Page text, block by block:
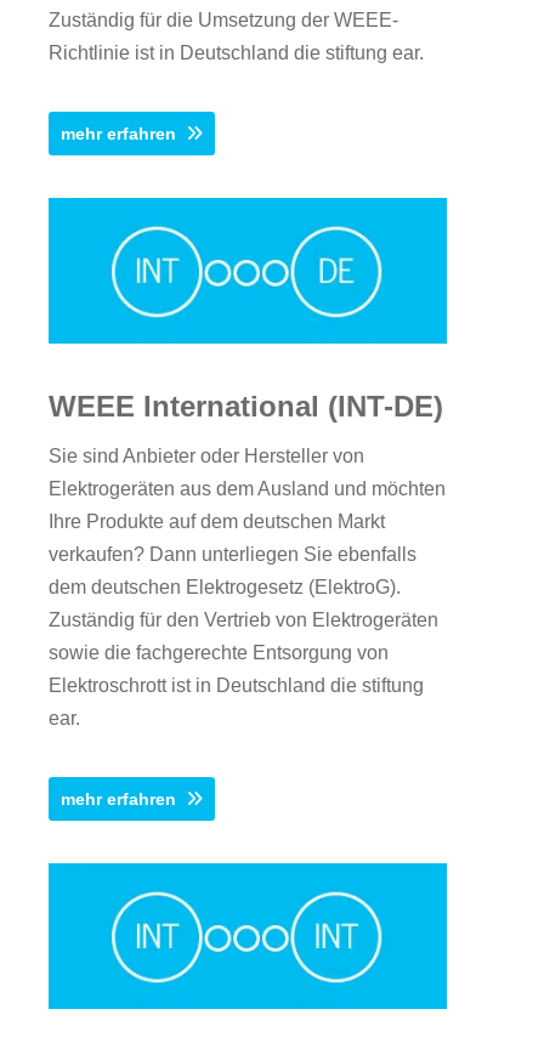
Zuständig für die Umsetzung der WEEE-
Richtlinie ist in Deutschland die stiftung ear.
mehr erfahren
WEEE International (INT-DE)
Sie sind Anbieter oder Hersteller von
Elektrogeräten aus dem Ausland und möchten
Ihre Produkte auf dem deutschen Markt
verkaufen? Dann unterliegen Sie ebenfalls
dem deutschen Elektrogesetz (ElektroG).
Zuständig für den Vertrieb von Elektrogeräten
sowie die fachgerechte Entsorgung von
Elektroschrott ist in Deutschland die stiftung
ear.
mehr erfahren